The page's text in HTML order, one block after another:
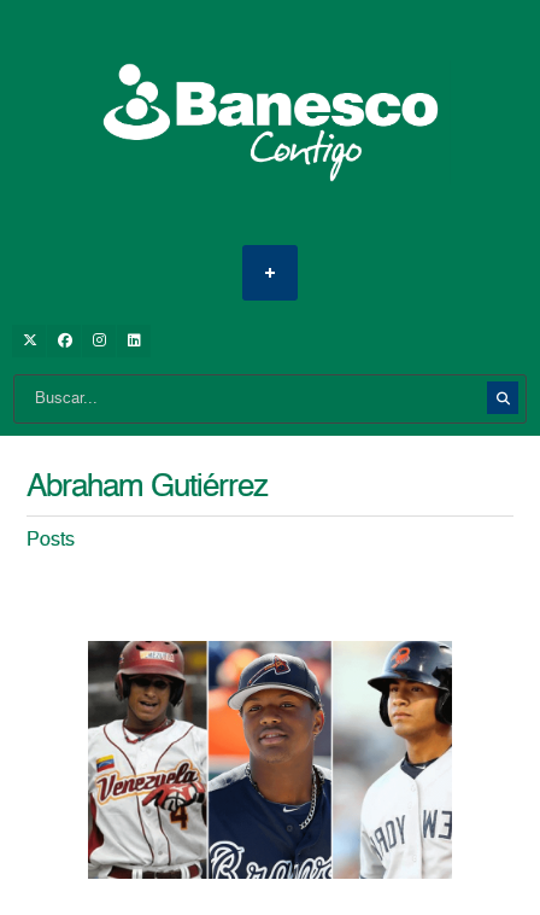
Abraham Gutiérrez
Posts